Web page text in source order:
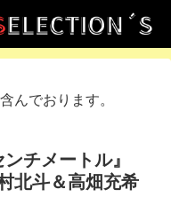
んでおります。
チメートル』
北斗＆高畑充希